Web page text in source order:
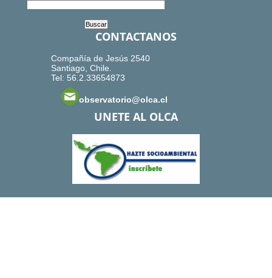
CONTACTANOS
Compañía de Jesús 2540
Santiago, Chile.
Tel: 56.2.33654873
observatorio@olca.cl
UNETE AL OLCA